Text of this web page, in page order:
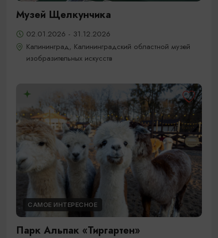
Музей Щелкунчика
02.01.2026 - 31.12.2026
Калининград, Калининградский областной музей
изобразительных искусств
САМОЕ ИНТЕРЕСНОЕ
Парк Альпак «Тиргартен»